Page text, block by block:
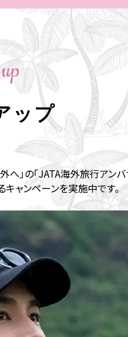
ップ
」の「JATA海外旅行アンバ
ャンペーンを実施中です。